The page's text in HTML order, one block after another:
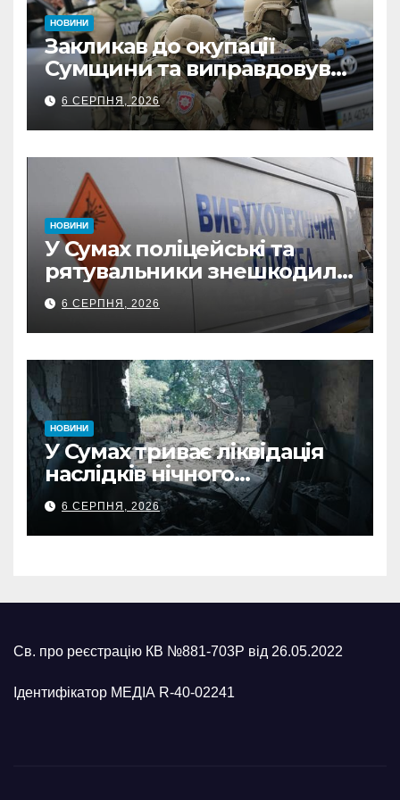
НОВИНИ
Закликав до окупації
Сумщини та виправдовував
обстріли: СБУ викрила
прокремлівського агітатора
з Охтирки
6 СЕРПНЯ, 2026
НОВИНИ
У Сумах поліцейські та
рятувальники знешкодили
500-кілограмову авіабомбу
росіян
6 СЕРПНЯ, 2026
НОВИНИ
У Сумах триває ліквідація
наслідків нічного
масованого удару КАБами
6 СЕРПНЯ, 2026
Св. про реєстрацію КВ №881-703Р від 26.05.2022
Ідентифікатор МЕДІА R-40-02241